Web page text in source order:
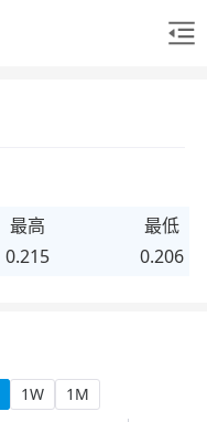
最高
0.215
最低
0.206
1W 1M